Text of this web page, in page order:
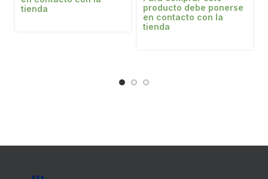
tienda
producto debe ponerse
en contacto con la
tienda